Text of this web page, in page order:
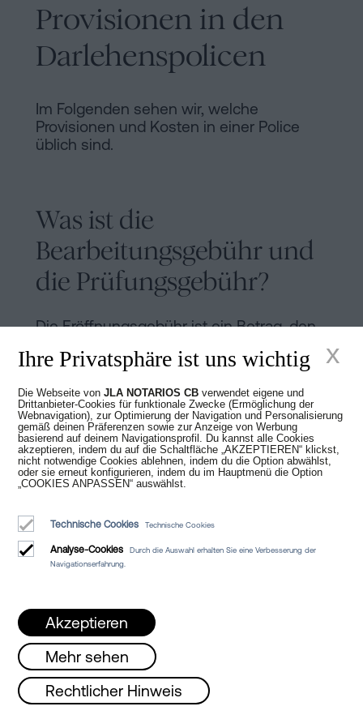
Provisionen in den
Darlehenspolicen
Im Folgenden sehen wir, welche
Provisionen und Kosten in einer Police
üblich sind.
Was ist die
Bearbeitungsgebühr und
die Prüfungsgebühr?
Die Eröffnungsgebühr ist ein Betrag, den
das Bereithalten des vom Kunden im
erhebt.
Die Prüfungsgebühr ist die Gebühr, die
die Bank für alle notwendigen
Maßnahmen zur Überprüfung und
Feststellung der Kreditwürdigkeit des
des Darlehens erhebt.
Es ist zu beachten, dass beide Gebühren
oft gemeinsam als eine einzige Gebühr
getrennte Posten und zwei separate
Gebühren auftreten. Diese Gebühr liegt in
der Regel zwischen 0,5 % und 1 % des
beantragten Kapitals, und oft wird ein
Mindestbetrag zwischen 300 € und 500
€ festgelegt.
Mittwoch und Freitag von 08 bis 15
Ihre Privatsphäre ist uns wichtig
Die Webseite vonJLA NOTARIOS CB verwendet eigene und
Drittanbieter-Cookies für funktionale Zwecke (Ermöglichung der
Webnavigation), zur Optimierung der Navigation und Personalisierung
gemäß deinen Präferenzen sowie zur Anzeige von Werbung
basierend auf deinem Navigationsprofil. Du kannst alle Cookies
akzeptieren, indem du auf die Schaltfläche „AKZEPTIEREN“ klickst,
nicht notwendige Cookies ablehnen, indem du die Option abwählst,
oder sie erneut konfigurieren, indem du im Hauptmenü die Option
„COOKIES ANPASSEN“ auswählst.
Technische Cookies Technische Cookies
Analyse-Cookies
Durch die Auswahl erhalten Sie eine Verbesserung der
Navigationserfahrung.
Akzeptieren
Mehr sehen
Rechtlicher Hinweis
x